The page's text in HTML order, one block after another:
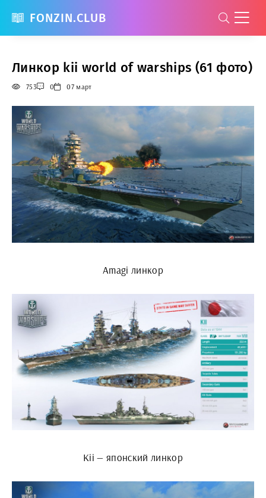
FONZIN.CLUB
Линкор kii world of warships (61 фото)
753 0 07 март
Amagi линкор
Kii — японский линкор